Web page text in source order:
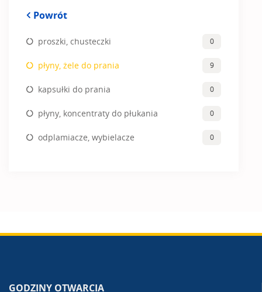
Powrót
proszki, chusteczki 0
płyny, żele do prania 9
kapsułki do prania 0
płyny, koncentraty do płukania 0
odplamiacze, wybielacze 0
GODZINY OTWARCIA